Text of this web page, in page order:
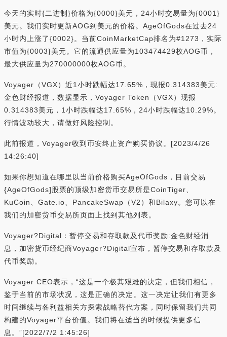
今天的实时{二进制}价格为{0000}美元，24小时交易量为{0001}
美元。我们实时更新AOG到美元的价格。AgeOfGods在过去24
小时内上涨了{0002}。当前CoinMarketCap排名为#1273，实际
市值为{0003}美元。它的流通供应量为103474429枚AOG币，
最大供应量为270000000枚AOG币。
Voyager（VGX）近1小时跌幅达17.65%，现报0.314383美元:
金色财经报道，数据显示，Voyager Token（VGX）现报
0.314383美元，1小时跌幅达17.65%，24小时跌幅达10.29%。
行情波动较大，请做好风险控制。
此前报道，Voyager收到币安终止资产购买协议。[2023/4/26
14:26:40]
如果你想知道在哪里以当前价格购买AgeOfGods，目前交易
{AgeOfGods]股票的顶级加密货币交易所是CoinTiger、
KuCoin、Gate.io、PancakeSwap（V2）和Bilaxy。您可以在
我们的加密货币交易所页面上找到其他列表。
Voyager?Digital：暂停交易和存取款及代币奖励:金色财经消
息，加密货币经纪商Voyager?Digital宣布，暂停交易和存取款及
代币奖励。
Voyager CEO表示，“这是一个极其艰难的决定，但我们相信，
鉴于当前的市场状况，这是正确的决定。这一决定让我们有更多
时间继续与各利益相关方探索战略替代方案，同时保留我们共同
构建的Voyager平台价值。我们将在适当的时候提供更多信
息。”[2022/7/2 1:45:26]